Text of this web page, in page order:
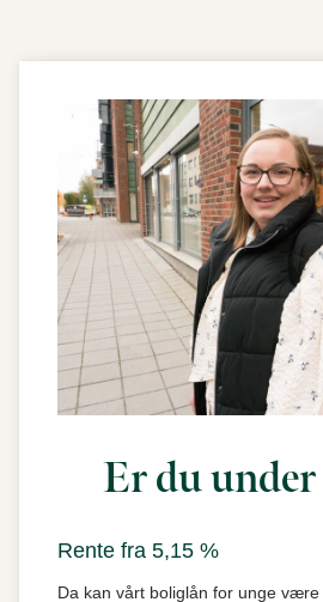
Er du under
Da kan vårt boliglån for unge
Rente fra 5,15 %